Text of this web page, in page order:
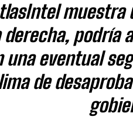
muestra
podría
una eventual
de